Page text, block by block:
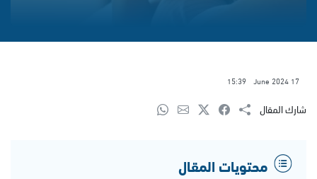
17 June 2024
15:39
شارك المقال
محتويات المقال